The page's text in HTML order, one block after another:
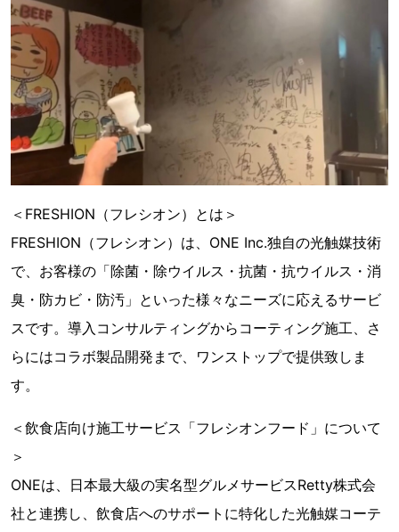
＜FRESHION（フレシオン）とは＞
FRESHION（フレシオン）は、ONE Inc.独自の光触媒技術
で、お客様の「除菌・除ウイルス・抗菌・抗ウイルス・消
臭・防カビ・防汚」といった様々なニーズに応えるサービ
スです。導入コンサルティングからコーティング施工、さ
らにはコラボ製品開発まで、ワンストップで提供致しま
す。
＜飲食店向け施工サービス「フレシオンフード」について
＞
ONEは、日本最大級の実名型グルメサービスRetty株式会
社と連携し、飲食店へのサポートに特化した光触媒コーテ